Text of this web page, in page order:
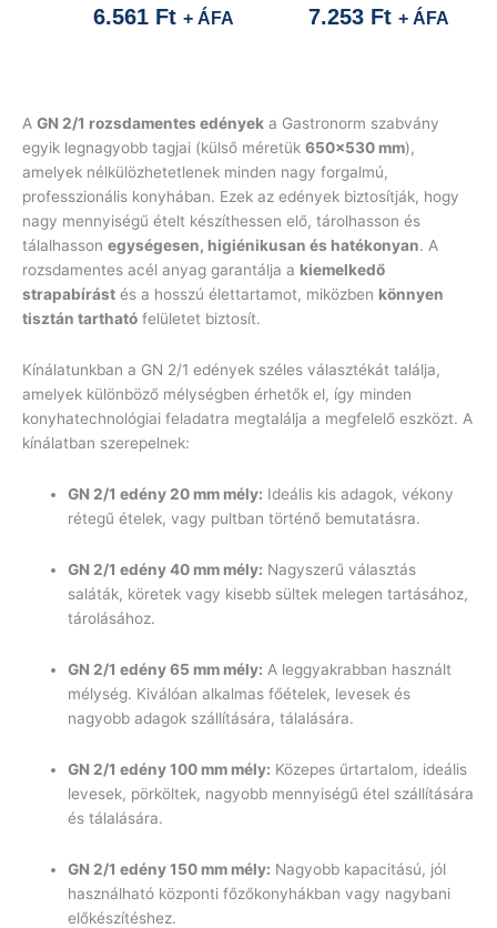
6.561 Ft + ÁFA 7.253 Ft + ÁFA
A GN 2/1 rozsdamentes edények a Gastronorm szabvány
egyik legnagyobb tagjai (külső méretük 650×530 mm),
amelyek nélkülözhetetlenek minden nagy forgalmú,
professzionális konyhában. Ezek az edények biztosítják, hogy
nagy mennyiségű ételt készíthessen elő, tárolhasson és
tálalhasson egységesen, higiénikusan és hatékonyan. A
rozsdamentes acél anyag garantálja a kiemelkedő
strapabírást és a hosszú élettartamot, miközben könnyen
tisztán tartható felületet biztosít.
Kínálatunkban a GN 2/1 edények széles választékát találja,
amelyek különböző mélységben érhetők el, így minden
konyhatechnológiai feladatra megtalálja a megfelelő eszközt. A
kínálatban szerepelnek:
GN 2/1 edény 20 mm mély: Ideális kis adagok, vékony
rétegű ételek, vagy pultban történő bemutatásra.
GN 2/1 edény 40 mm mély: Nagyszerű választás
saláták, köretek vagy kisebb sültek melegen tartásához,
tárolásához.
GN 2/1 edény 65 mm mély: A leggyakrabban használt
mélység. Kiválóan alkalmas főételek, levesek és
nagyobb adagok szállítására, tálalására.
GN 2/1 edény 100 mm mély: Közepes űrtartalom, ideális
levesek, pörköltek, nagyobb mennyiségű étel szállítására
és tálalására.
GN 2/1 edény 150 mm mély: Nagyobb kapacitású, jól
használható központi főzőkonyhákban vagy nagybani
előkészítéshez.